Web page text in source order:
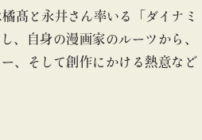
髙と永井さん率いる「ダイナミ
、自身の漫画家のルーツから、
、そして創作にかける熱意など